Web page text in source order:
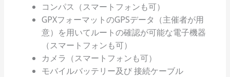
コンパス（スマートフォンも可）
GPXフォーマットのGPSデータ（主催者が用
意）を用いてルートの確認が可能な電子機器
（スマートフォンも可）
カメラ（スマートフォンも可）
モバイルバッテリー及び 接続ケーブル